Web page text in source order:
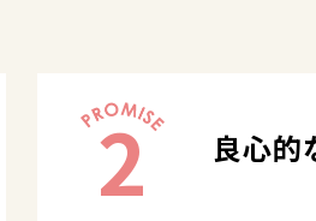
2 良心的